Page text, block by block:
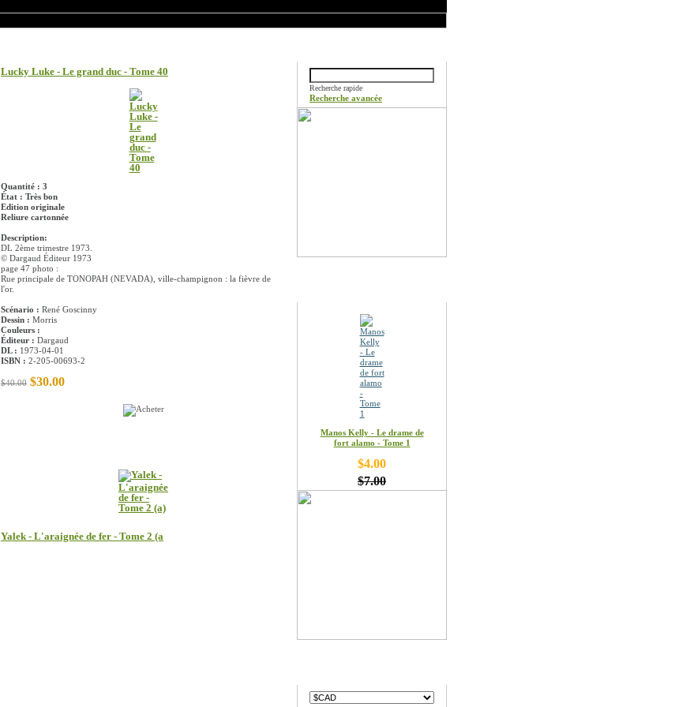
Lucky Luke - Le grand duc - Tome 40
Quantité : 3
État : Très bon
Edition originale
Reliure cartonnée
Description:
DL 2ème trimestre 1973.
© Dargaud Éditeur 1973
page 47 photo :
Rue principale de TONOPAH (NEVADA), ville-champignon : la fièvre de
l'or.
Scénario : René Goscinny
Dessin : Morris
Couleurs :
Éditeur : Dargaud
DL : 1973-04-01
ISBN : 2-205-00693-2
$40.00 $30.00
Yalek - L'araignée de fer - Tome 2 (a
Recherche rapide
Recherche avancée
Manos Kelly - Le drame de
fort alamo - Tome 1
$4.00
$7.00